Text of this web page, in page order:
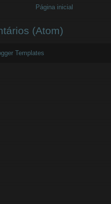
Página inicial
(Atom)
Templates